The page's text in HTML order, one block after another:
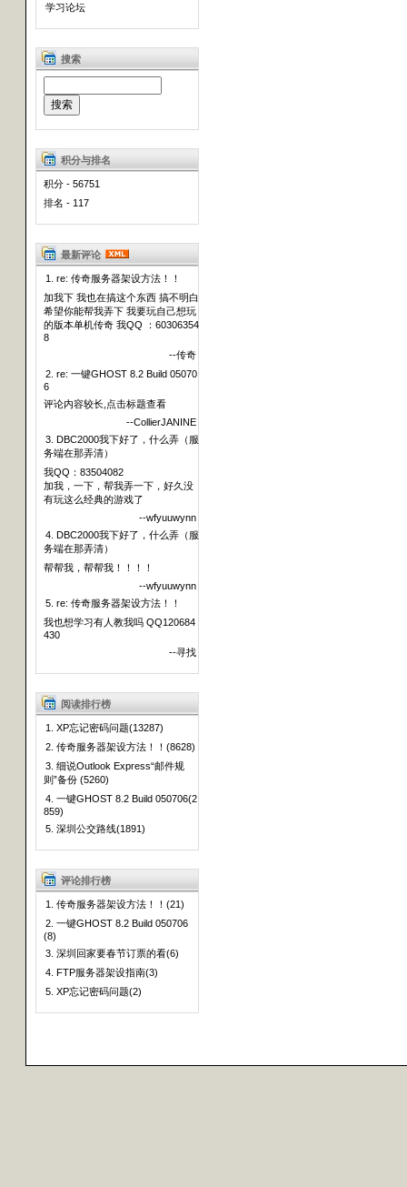
学习论坛
搜索
积分与排名
积分 - 56751
排名 - 117
最新评论
1. re: 传奇服务器架设方法！！
加我下 我也在搞这个东西 搞不明白
希望你能帮我弄下 我要玩自己想玩
的版本单机传奇 我QQ ：60306354
8
--传奇
2. re: 一键GHOST 8.2 Build 05070
6
评论内容较长,点击标题查看
--CollierJANINE
3. DBC2000我下好了，什么弄（服
务端在那弄清）
我QQ：83504082
加我，一下，帮我弄一下，好久没
有玩这么经典的游戏了
--wfyuuwynn
4. DBC2000我下好了，什么弄（服
务端在那弄清）
帮帮我，帮帮我！！！！
--wfyuuwynn
5. re: 传奇服务器架设方法！！
我也想学习有人教我吗 QQ120684
430
--寻找
阅读排行榜
1. XP忘记密码问题(13287)
2. 传奇服务器架设方法！！(8628)
3. 细说Outlook Express“邮件规
则”备份 (5260)
4. 一键GHOST 8.2 Build 050706(2
859)
5. 深圳公交路线(1891)
评论排行榜
1. 传奇服务器架设方法！！(21)
2. 一键GHOST 8.2 Build 050706
(8)
3. 深圳回家要春节订票的看(6)
4. FTP服务器架设指南(3)
5. XP忘记密码问题(2)